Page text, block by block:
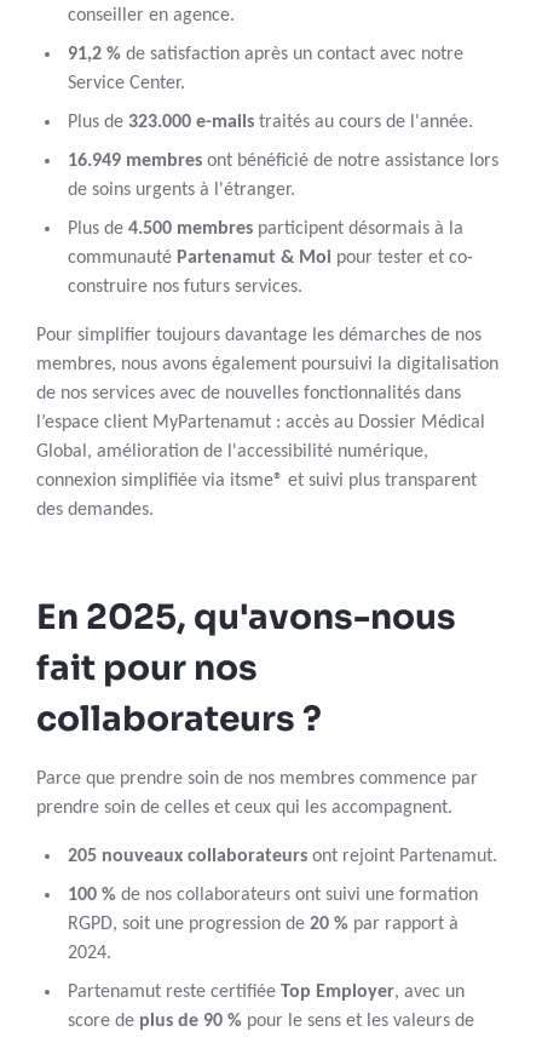
conseiller en agence.
91,2 % de satisfaction après un contact avec notre
Service Center.
Plus de 323.000 e-mails traités au cours de l'année.
16.949 membres ont bénéficié de notre assistance lors
de soins urgents à l'étranger.
Plus de 4.500 membres participent désormais à la
communauté Partenamut & Moi pour tester et co-
construire nos futurs services.
Pour simplifier toujours davantage les démarches de nos
membres, nous avons également poursuivi la digitalisation
de nos services avec de nouvelles fonctionnalités dans
l’espace client MyPartenamut : accès au Dossier Médical
Global, amélioration de l'accessibilité numérique,
connexion simplifiée via itsme® et suivi plus transparent
des demandes.
En 2025, qu'avons-nous
fait pour nos
collaborateurs ?
Parce que prendre soin de nos membres commence par
prendre soin de celles et ceux qui les accompagnent.
205 nouveaux collaborateurs ont rejoint Partenamut.
100 % de nos collaborateurs ont suivi une formation
RGPD, soit une progression de 20 % par rapport à
2024.
Partenamut reste certifiée Top Employer, avec un
score de plus de 90 % pour le sens et les valeurs de